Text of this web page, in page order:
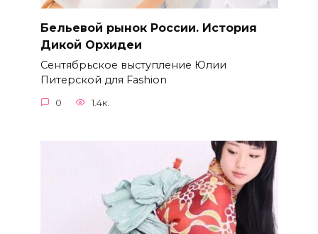
Бельевой рынок России. История
Дикой Орхидеи
Сентябрьское выступление Юлии
Питерской для Fashion
0 1.4к.